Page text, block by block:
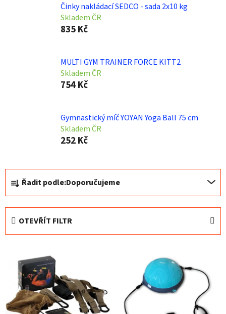
Činky nakládací SEDCO - sada 2x10 kg
Skladem ČR
835 Kč
MULTI GYM TRAINER FORCE KITT2
Skladem ČR
754 Kč
Gymnastický míč YOYAN Yoga Ball 75 cm
Skladem ČR
252 Kč
Ř
a
z
u
Řadit podle:Doporučujeme
OTEVŘÍT FILTR
s